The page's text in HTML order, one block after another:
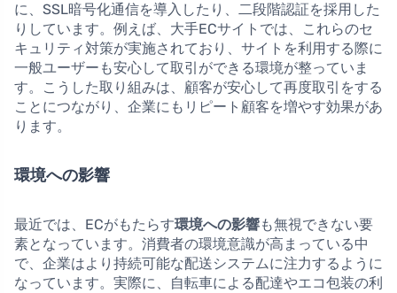
に、SSL暗号化通信を導入したり、二段階認証を採用した
りしています。例えば、大手ECサイトでは、これらのセ
キュリティ対策が実施されており、サイトを利用する際に
一般ユーザーも安心して取引ができる環境が整っていま
す。こうした取り組みは、顧客が安心して再度取引をする
ことにつながり、企業にもリピート顧客を増やす効果があ
ります。
環境への影響
最近では、ECがもたらす環境への影響も無視できない要
素となっています。消費者の環境意識が高まっている中
で、企業はより持続可能な配送システムに注力するように
なっています。実際に、自転車による配達やエコ包装の利